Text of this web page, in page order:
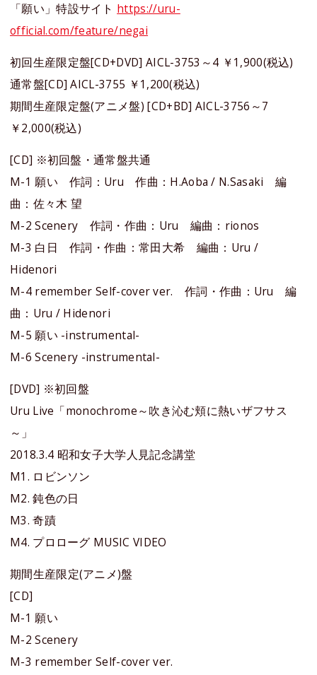
「願い」特設サイト https://uru-
official.com/feature/negai
初回生産限定盤[CD+DVD] AICL-3753～4 ￥1,900(税込)
通常盤[CD] AICL-3755 ￥1,200(税込)
期間生産限定盤(アニメ盤) [CD+BD] AICL-3756～7
￥2,000(税込)
[CD] ※初回盤・通常盤共通
M-1 願い 作詞：Uru 作曲：H.Aoba / N.Sasaki 編
曲：佐々木 望
M-2 Scenery 作詞・作曲：Uru 編曲：rionos
M-3 白日 作詞・作曲：常田大希 編曲：Uru /
Hidenori
M-4 remember Self-cover ver. 作詞・作曲：Uru 編
曲：Uru / Hidenori
M-5 願い -instrumental-
M-6 Scenery -instrumental-
[DVD] ※初回盤
Uru Live「monochrome～吹き沁む頬に熱いザフサス
～」
2018.3.4 昭和女子大学人見記念講堂
M1. ロビンソン
M2. 鈍色の日
M3. 奇蹟
M4. プロローグ MUSIC VIDEO
期間生産限定(アニメ)盤
[CD]
M-1 願い
M-2 Scenery
M-3 remember Self-cover ver.